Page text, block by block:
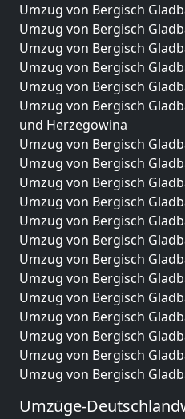
Umzug von Bergisch
Umzug von Bergisch
Umzug von Bergisch
Umzug von Bergisch
Umzug von Bergisch
Umzug von Bergisch
und Herzegowina
Umzug von Bergisch
Umzug von Bergisch
Umzug von Bergisch
Umzug von Bergisch
Umzug von Bergisch
Umzug von Bergisch
Umzug von Bergisch
Umzug von Bergisch
Umzug von Bergisch
Umzug von Bergisch
Umzug von Bergisch
Umzug von Bergisch
Umzug von Bergisch
Umzüge-